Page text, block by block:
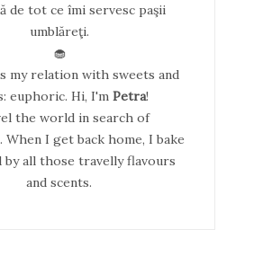
de tot ce îmi servesc paşii
umblăreţi.
🧁
my relation with sweets and
euphoric. Hi, I'mPetra!
the world in search of
When I get back home, I bake
by all those travelly flavours
and scents.